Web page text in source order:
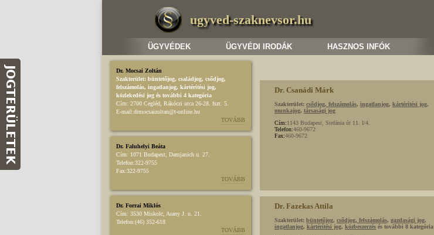
ugyved-szaknevsor.hu
ÜGYVÉDEK ÜGYVÉDI IRODÁK HASZNOS INFÓK
Dr. Mocsai Zoltán
Szakterület: büntetőjog, családjog, csődjog,
felszámolás, ingatlanjog, kártérítési jog,
közlekedési jog és további 4 kategória
Cím: 2700 Cegléd, Rákóczi utca 26-28. fszt. 5.
E-mail:drmocsaizoltan@t-online.hu
TOVÁBB
Dr. Faluhelyi Beáta
Cím: 1071 Budapest, Damjanich u. 27.
Telefon:322-9755
Fax:322-9755
TOVÁBB
Dr. Forrai Miklós
Cím: 3530 Miskolc, Arany J. u. 21.
Telefon:(46) 352-618
TOVÁBB
Dr. Csanádi Márk
Szakterület: csődjog, felszámolás, ingatlanjog, kártérítési jog,
munkajog, társasági jog
Cím:1143 Budapest, Stefánia út 11. I/4.
Telefon:460-9672
Fax:460-9672
Dr. Fazekas Attila
Szakterület: büntetőjog, csődjog, felszámolás, gazdasági jog,
ingatlanjog, kártérítési jog, közbeszerzés és további 8 kategória